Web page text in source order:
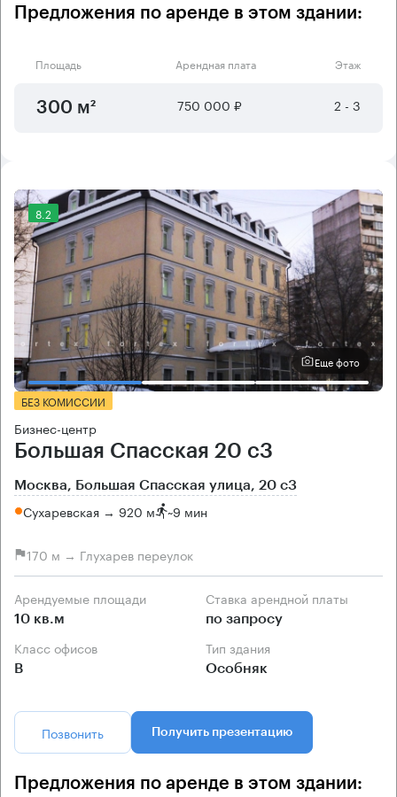
Предложения по аренде в этом здании:
Площадь Арендная плата Этаж
300 м² 750 000 ₽ 2 - 3
8.2
Еще фото
БЕЗ КОМИССИИ
Бизнес-центр
Большая Спасская 20 с3
Москва, Большая Спасская улица, 20 с3
Сухаревская → 920 м ~9 мин
170 м → Глухарев переулок
Арендуемые площади
10 кв.м
Ставка арендной платы
по запросу
Класс офисов
B
Тип здания
Особняк
Позвонить Получить презентацию
Предложения по аренде в этом здании: